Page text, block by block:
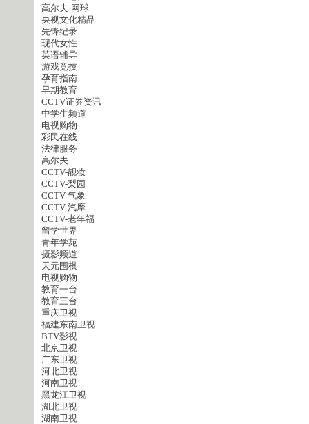
高尔夫·网球
央视文化精品
先锋纪录
现代女性
英语辅导
游戏竞技
孕育指南
早期教育
CCTV证券资讯
中学生频道
电视购物
彩民在线
法律服务
高尔夫
CCTV-靓妆
CCTV-梨园
CCTV-气象
CCTV-汽摩
CCTV-老年福
留学世界
青年学苑
摄影频道
天元围棋
电视购物
教育一台
教育三台
重庆卫视
福建东南卫视
BTV影视
北京卫视
广东卫视
河北卫视
河南卫视
黑龙江卫视
湖北卫视
湖南卫视